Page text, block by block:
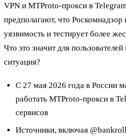
VPN и MTProto-прокси в
предполагают, что
уязвимость и тестирует более
Что это значит для
ситуация?
С 27 мая 2026 года в России
работать MTProto-прокси в
сервисов
Источники, включая